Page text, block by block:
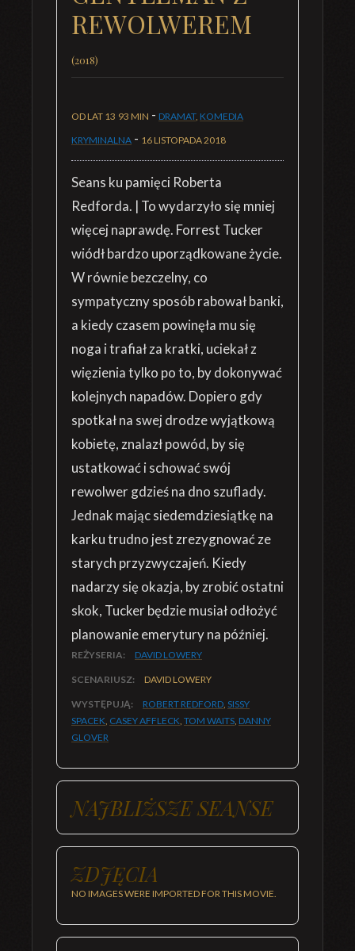
REWOLWEREM
(2018)
OD LAT 13 93 MIN - DRAMAT, KOMEDIA
KRYMINALNA - 16 LISTOPADA 2018
Seans ku pamięci Roberta
Redforda. | To wydarzyło się mniej
więcej naprawdę. Forrest Tucker
wiódł bardzo uporządkowane życie.
W równie bezczelny, co
sympatyczny sposób rabował banki,
a kiedy czasem powinęła mu się
noga i trafiał za kratki, uciekał z
więzienia tylko po to, by dokonywać
kolejnych napadów. Dopiero gdy
spotkał na swej drodze wyjątkową
kobietę, znalazł powód, by się
ustatkować i schować swój
rewolwer gdzieś na dno szuflady.
Jednak mając siedemdziesiątkę na
karku trudno jest zrezygnować ze
starych przyzwyczajeń. Kiedy
nadarzy się okazja, by zrobić ostatni
skok, Tucker będzie musiał odłożyć
planowanie emerytury na później.
REŻYSERIA: DAVID LOWERY
SCENARIUSZ: DAVID LOWERY
WYSTĘPUJĄ: ROBERT REDFORD, SISSY
SPACEK, CASEY AFFLECK, TOM WAITS, DANNY
GLOVER
NAJBLIŻSZE SEANSE
ZDJĘCIA
NO IMAGES WERE IMPORTED FOR THIS MOVIE.